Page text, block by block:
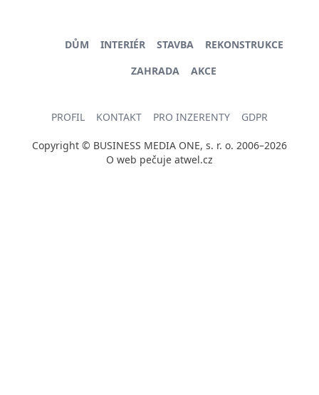
DŮM INTERIÉR STAVBA
REKONSTRUKCE
ZAHRADA
AKCE
PROFIL KONTAKT PRO INZERENTY GDPR
Copyright © BUSINESS MEDIA ONE, s. r. o. 2006–2026